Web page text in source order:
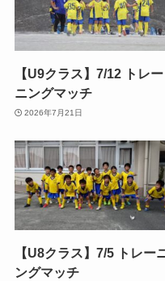
【U9クラス】7/12 トレー
ニングマッチ
2026年7月21日
【U8クラス】7/5 トレー
ングマッチ